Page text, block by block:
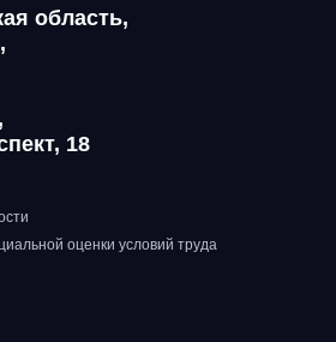
область,
18
оценки условий труда